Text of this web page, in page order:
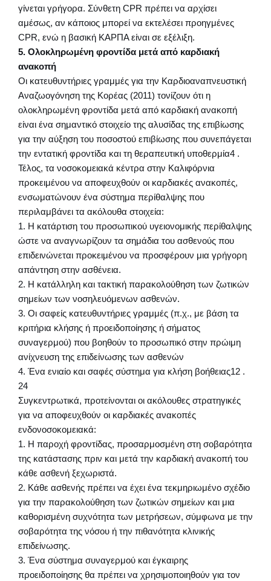
γίνεται γρήγορα. Σύνθετη CPR πρέπει να αρχίσει
αμέσως, αν κάποιος μπορεί να εκτελέσει προηγμένες
CPR, ενώ η βασική ΚΑΡΠΑ είναι σε εξέλιξη.
5. Ολοκληρωμένη φροντίδα μετά από καρδιακή
ανακοπή
Οι κατευθυντήριες γραμμές για την Καρδιοαναπνευστική
Αναζωογόνηση της Κορέας (2011) τονίζουν ότι η
ολοκληρωμένη φροντίδα μετά από καρδιακή ανακοπή
είναι ένα σημαντικό στοιχείο της αλυσίδας της επιβίωσης
για την αύξηση του ποσοστού επιβίωσης που συνεπάγεται
την εντατική φροντίδα και τη θεραπευτική υποθερμία4 .
Τέλος, τα νοσοκομειακά κέντρα στην Καλιφόρνια
προκειμένου να αποφευχθούν οι καρδιακές ανακοπές,
ενσωματώνουν ένα σύστημα περίθαλψης που
περιλαμβάνει τα ακόλουθα στοιχεία:
1. Η κατάρτιση του προσωπικού υγειονομικής περίθαλψης
ώστε να αναγνωρίζουν τα σημάδια του ασθενούς που
επιδεινώνεται προκειμένου να προσφέρουν μια γρήγορη
απάντηση στην ασθένεια.
2. Η κατάλληλη και τακτική παρακολούθηση των ζωτικών
σημείων των νοσηλευόμενων ασθενών.
3. Οι σαφείς κατευθυντήριες γραμμές (π.χ., με βάση τα
κριτήρια κλήσης ή προειδοποίησης ή σήματος
συναγερμού) που βοηθούν το προσωπικό στην πρώιμη
ανίχνευση της επιδείνωσης των ασθενών
4. Ένα ενιαίο και σαφές σύστημα για κλήση βοήθειας12 .
24
Συγκεντρωτικά, προτείνονται οι ακόλουθες στρατηγικές
για να αποφευχθούν οι καρδιακές ανακοπές
ενδονοσοκομειακά:
1. Η παροχή φροντίδας, προσαρμοσμένη στη σοβαρότητα
της κατάστασης πριν και μετά την καρδιακή ανακοπή του
κάθε ασθενή ξεχωριστά.
2. Κάθε ασθενής πρέπει να έχει ένα τεκμηριωμένο σχέδιο
για την παρακολούθηση των ζωτικών σημείων και μια
καθορισμένη συχνότητα των μετρήσεων, σύμφωνα με την
σοβαρότητα της νόσου ή την πιθανότητα κλινικής
επιδείνωσης.
3. Ένα σύστημα συναγερμού και έγκαιρης
προειδοποίησης θα πρέπει να χρησιμοποιηθούν για τον